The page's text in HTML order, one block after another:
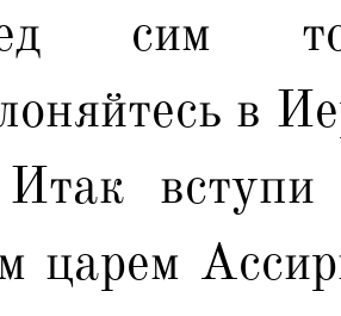
сим
в
вступи
царем